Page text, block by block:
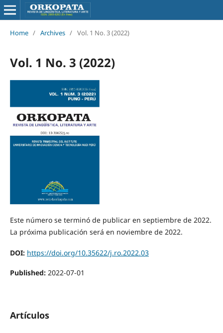
Home / Archives / Vol. 1 No. 3 (2022)
Vol. 1 No. 3 (2022)
Este número se terminó de publicar en septiembre de 2022.
La próxima publicación será en noviembre de 2022.
DOI: https://doi.org/10.35622/j.ro.2022.03
Published: 2022-07-01
Artículos